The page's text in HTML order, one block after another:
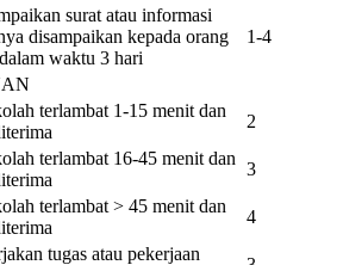
surat atau informasi
disampaikan kepada orang
waktu 3 hari
1-4
terlambat 1-15 menit dan
2
terlambat 16-45 menit dan
3
terlambat > 45 menit dan
4
tugas atau pekerjaan